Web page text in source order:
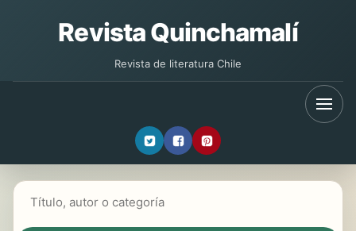
Revista Quinchamalí
Revista de literatura Chile